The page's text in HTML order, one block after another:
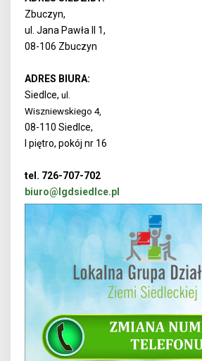
Zbuczyn,
ul. Jana Pawła II 1,
08-106 Zbuczyn
ADRES BIURA:
Siedlce, ul.
Wiszniewskiego 4,
08-110 Siedlce,
I piętro, pokój nr 16
tel. 726-707-702
biuro@lgdsiedlce.pl